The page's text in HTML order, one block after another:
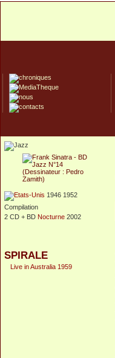
1946 1952
Compilation
2 CD + BD Nocturne 2002
SPIRALE
Live in Australia 1959